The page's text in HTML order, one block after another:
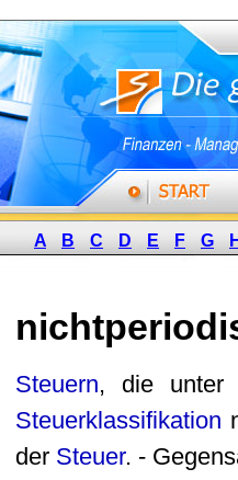
A B C D E F G
Steuern, die unter
Steuerklassifikation
der Steuer. -